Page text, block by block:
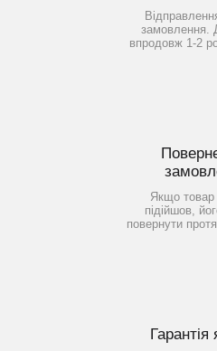
замовлення.
впродовж 1-2
Якщо
підійшов,
повернути
Гарантія